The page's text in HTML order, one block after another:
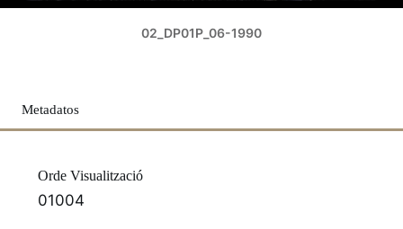
02_DP01P_06-1990
Metadatos
Orde Visualització
01004